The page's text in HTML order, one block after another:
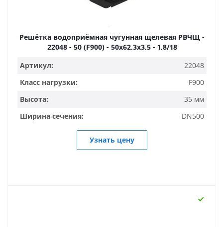
Решётка водоприёмная чугунная щелевая РВЧЩ -
22048 - 50 (F900) - 50х62,3х3,5 - 1,8/18
Артикул:
22048
Класс нагрузки:
F900
Высота:
35 мм
Ширина сечения:
DN500
Узнать цену